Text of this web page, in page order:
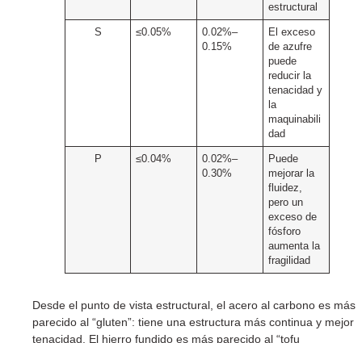
estructural
S ≤0.05%
0.02%–
0.15%
El exceso
de azufre
puede
reducir la
tenacidad y
la
maquinabili
dad
P ≤0.04%
0.02%–
0.30%
Puede
mejorar la
fluidez,
pero un
exceso de
fósforo
aumenta la
fragilidad
Desde el punto de vista estructural, el acero al carbono es más
parecido al “gluten”: tiene una estructura más continua y mejor
tenacidad. El hierro fundido es más parecido al “tofu